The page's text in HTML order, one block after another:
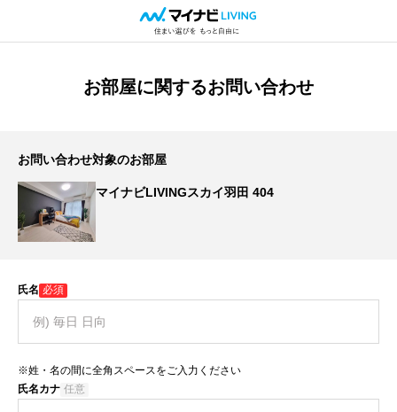
お部屋に関するお問い合わせ
お問い合わせ対象のお部屋
マイナビLIVINGスカイ羽田 404
氏名 必須
※姓・名の間に全角スペースをご入力ください
氏名カナ 任意